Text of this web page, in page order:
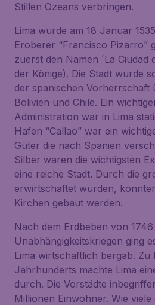
Stillen Ozeans verbringen.
Lima wurde am 18 Januar
Eroberer “Francisco Pizarro”
zuerst den Namen ´La Ciudad
der Könige). Die Stadt wurde
der spanischen Vorherrschaft
Bolivien und Chile. Ein
Administration war in Lima
Hafen “Callao” war ein
Güter die nach Spanien
Silber waren die wichtigsten
eine reiche Stadt. Durch die
erwirtschaftet wurden,
Kirchen gebaut werden.
Nach dem Erdbeben von
Unabhängigkeitskriegen ging
Lima wirtschaftlich bergab. Zu
Jahrhunderts machte Lima
durch. Die Vorstädte
Millionen Einwohner. Wie